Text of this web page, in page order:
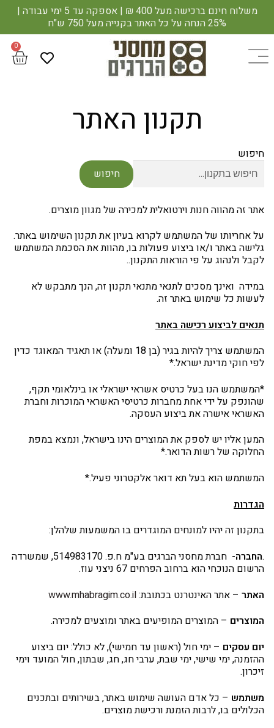
משלוח חינם ברכישה מעל 400 ₪ | אספקה עד 5 ימי עבודה |
25% הנחה על כל האתר בקנייה מעל 750 ש"ח
תקנון האתר
חיפוש
חיפוש
אתר זה מהווה חנות וירטואלית למכירה של מגוון מוצרים.
על אחריותו של המשתמש לקרוא בעיון את תקנון השימוש באתר.
גלישה באתר ו/או ביצוע פעולות בו, מהוות את הסכמת המשתמש
לקבל ולנהוג על פי הוראות התקנון..
במידה ואינך מסכים לתנאי מתנאי תקנון זה, הנך מתבקש לא
לעשות כל שימוש באתר זה.
תנאים לביצוע רכישה באתר
המשתמש צריך להיות בגיר (בן 18 ומעלה) או תאגיד המאוגד כדין
לפי חוקי מדינת ישראל.*
*המשתמש הנו בעל כרטיס אשראי ישראלי או בינלאומי תקף,
שהונפק על ידי אחת מחברות כרטיסי האשראי המוכרות וחברת
האשראי אישרה את ביצוע העסקה.
המען אליו יש לספק את המוצרים הינו בישראל, ונמצא במפת
החלוקה של רשות הדואר.*
המשתמש הוא בעל תא דואר אלקטרוני פעיל.*
הגדרות
בתקנון זה יהיו למונחים המוגדרים בו המשמעות שלהלן:
.החברה-
חברת מחסני הברגים בע"מ ח.פ. 514983170, שמשרדה
הרשום הנוכחי הוא ברחוב הפרחים 67 ניצני עוז.
האתר – אתר האינטרנט בכתובת:www.mhabragim.co.il
המוצרים – המוצרים המופיעים באתר ומוצעים למכירה.
יום עסקים – ימי חול (ראשון עד חמישי), לא כולל: יום ביצוע
ההזמנה, ימי שישי, ימי שבת, ערבי חג, חג, שבתון, חול המועד וימי
זיכרון.
משתמש – כל אדם העושה שימוש באתר, בשירותים ובתכנים
הכלולים בו, לרבות הזמנת ורכישת מוצרים.